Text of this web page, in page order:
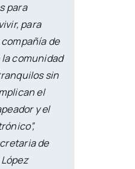
para
para
de
la comunidad
sin
el
y el
”,
de